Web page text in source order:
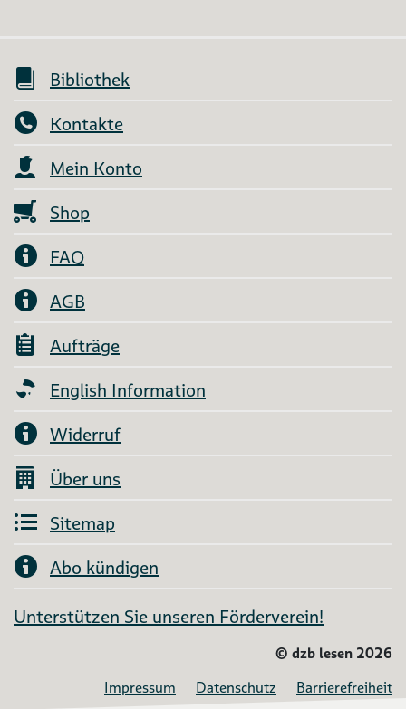
Bibliothek
Kontakte
Mein Konto
Shop
FAQ
AGB
Aufträge
English Information
Widerruf
Über uns
Sitemap
Abo kündigen
Unterstützen Sie unseren Förderverein!
© dzb lesen 2026
Impressum
Datenschutz Barrierefreiheit